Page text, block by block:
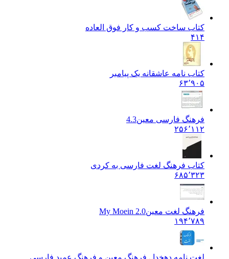
کتاب ساخت کسب و کار فوق العاده
۴۱۴
کتاب نامه عاشقانه یک پیامبر
۶۳٬۹۰۵
فرهنگ فارسی معین4.3
۲۵۶٬۱۱۲
کتاب فرهنگ لغت فارسی به کردی
۶۸۵٬۳۲۳
فرهنگ لغت معینMy Moein 2.0
۱۹۴٬۷۸۹